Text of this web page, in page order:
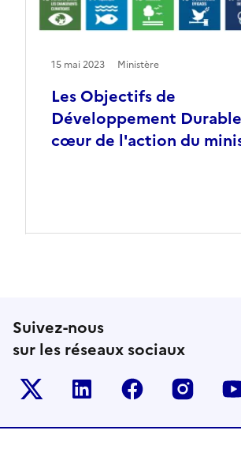
Les Objectifs de
Développement
cœur de l'action du
15 mai 2023 Ministère
Suivez-nous
sur les réseaux sociaux
Le ministère sur Twitter
Le ministère sur
Le ministère
Le